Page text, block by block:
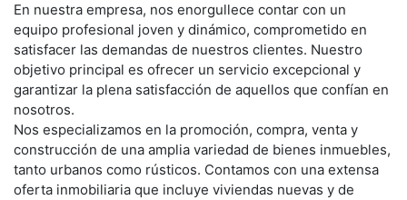
En nuestra empresa, nos enorgullece contar con un
equipo profesional joven y dinámico, comprometido en
satisfacer las demandas de nuestros clientes. Nuestro
objetivo principal es ofrecer un servicio excepcional y
garantizar la plena satisfacción de aquellos que confían en
nosotros.
Nos especializamos en la promoción, compra, venta y
construcción de una amplia variedad de bienes inmuebles,
tanto urbanos como rústicos. Contamos con una extensa
oferta inmobiliaria que incluye viviendas nuevas y de